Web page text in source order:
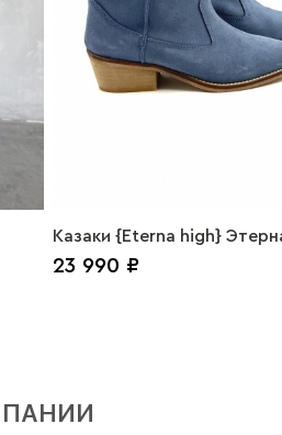
Казаки {Eterna high}
джинс
23 990 ₽